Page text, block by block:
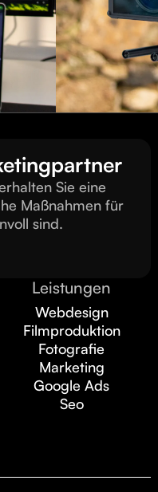
Sie eine
Maßnahmen für
sind.
Leistungen
Webdesign
Filmproduktion
Fotografie
Marketing
Google Ads
Seo